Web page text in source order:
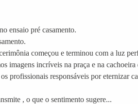
ensaio pré casamento.
começou e terminou com a luz
imagens incríveis na praça e na
profissionais responsáveis por eternizar
, o que o sentimento sugere...